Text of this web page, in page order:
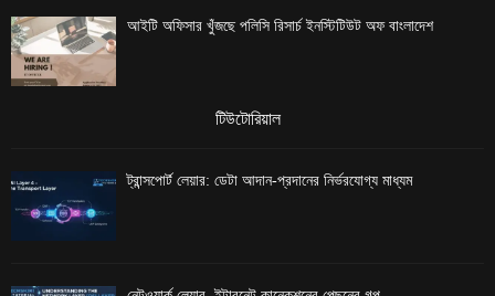
আইটি অফিসার খুঁজছে পলিসি রিসার্চ ইনস্টিটিউট অফ বাংলাদেশ
টিউটোরিয়াল
ট্রান্সপোর্ট লেয়ার: ডেটা আদান-প্রদানের নির্ভরযোগ্য মাধ্যম